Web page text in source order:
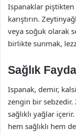
Ispanaklar
karıştırın.
veya soğuk olarak
birlikte sunmak,
Sağlık
Ispanak, demir,
zengin bir sebzedir.
sağlıklı yağlar
hem sağlıklı hem